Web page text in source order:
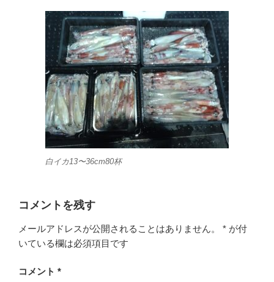
白イカ13〜36cm80杯
コメントを残す
メールアドレスが公開されることはありません。 * が付
いている欄は必須項目です
コメント *